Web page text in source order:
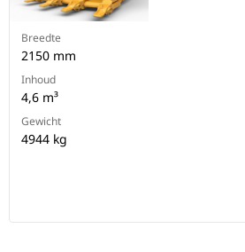
Breedte
2150 mm
Inhoud
4,6 m³
Gewicht
4944 kg